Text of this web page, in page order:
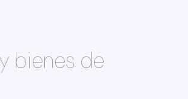
bienes de